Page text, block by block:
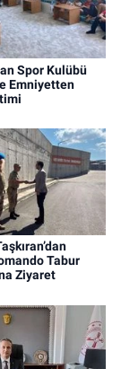
Spor Kulübü
Emniyetten
Tabur
Ziyaret